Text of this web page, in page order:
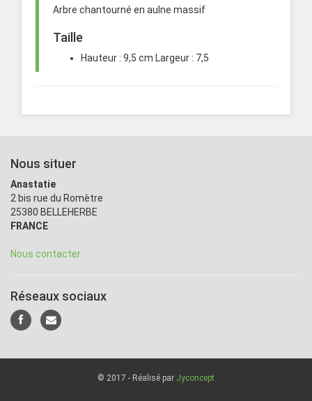
Arbre chantourné en aulne massif
Taille
Hauteur : 9,5 cm Largeur : 7,5
Nous situer
Anastatie
2 bis rue du Romètre
25380 BELLEHERBE
FRANCE
Nous contacter
Réseaux sociaux
© 2017 - Réalisé par Jyconcept